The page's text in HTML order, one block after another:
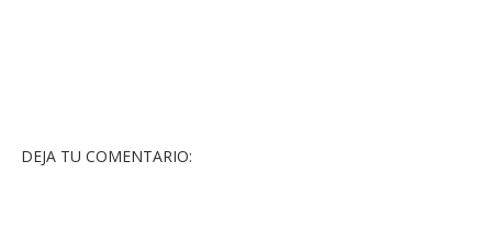
DEJA TU COMENTARIO: